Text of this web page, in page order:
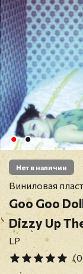
Нет в наличии
Виниловая
Goo Goo
Dizzy Up
LP